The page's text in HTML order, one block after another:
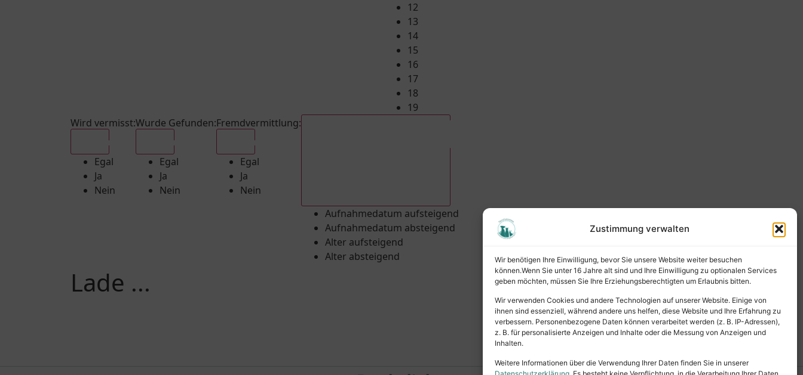
Zustimmung verwalten
Wir benötigen Ihre Einwilligung, bevor Sie unsere Website weiter besuchen
können.Wenn Sie unter 16 Jahre alt sind und Ihre Einwilligung zu optionalen Services
geben möchten, müssen Sie Ihre Erziehungsberechtigten um Erlaubnis bitten.
Wir verwenden Cookies und andere Technologien auf unserer Website. Einige von
ihnen sind essenziell, während andere uns helfen, diese Website und Ihre Erfahrung zu
verbessern. Personenbezogene Daten können verarbeitet werden (z. B. IP-Adressen),
z. B. für personalisierte Anzeigen und Inhalte oder die Messung von Anzeigen und
Inhalten.
Weitere Informationen über die Verwendung Ihrer Daten finden Sie in unserer
12
13
14
15
16
17
18
19
Wird vermisst:
Egal
Ja
Nein
Wurde Gefunden:
Egal
Ja
Nein
Fremdvermittlung:
Egal
Ja
Nein
Aufnahmedatum aufsteigend
Aufnahmedatum absteigend
Alter aufsteigend
Alter absteigend
Lade ...